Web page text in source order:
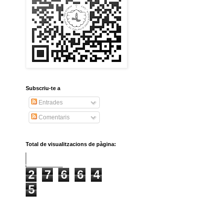
Subscriu-te a
Entrades
Comentaris
Total de visualitzacions de pàgina:
2 7 6 6
4
5